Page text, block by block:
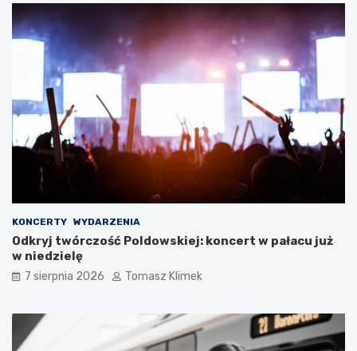
KONCERTY WYDARZENIA
Odkryj twórczość Poldowskiej: koncert w pałacu już
w niedzielę
7 sierpnia 2026 Tomasz Klimek